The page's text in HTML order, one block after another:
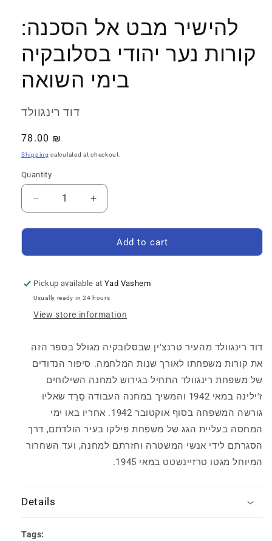
in
modal
להישיר מבט אל הסכנה:
קורות נער יהודי בסלובקיה
בימי השואה
דוד רינגוולד
Regular
price
78.00 ₪
Shipping calculated at checkout.
Quantity
Quantity
Decrease
quantity
for
מבט
הסכנה:
קורות
יהודי
בימי
Increase
quantity
for
להישיר
מבט
הסכנה:
קורות
יהודי
בימי
השואה
Add to cart
Pickup available atYad Vashem
Usually ready in 24 hours
View store information
דוד רינגוולד מהעיר טרנצ'ין שבסלובקיה מגולל בספר הזה
את קורות משפחתו לאורך שנות המלחמה. סיפור הנדודים
של משפחת רינגוולד התחיל בגירוש למחנה השילוחים
ז'ילינה במאי 1942 והמשיך במחנה העבודה סֵרֵד שאליו
גורשה המשפחה בסוף אוקטובר 1942. אחריו באו ימי
המחסה בעליית הגג של משפחת פּילקו בעיר הולדתם, דרך
הסגרתם לידי אנשי המשטרה וחזרתם למחנה, ועד השחרור
המיוחל מגטו טרזיינשטט במאי 1945.
Details
Tags: